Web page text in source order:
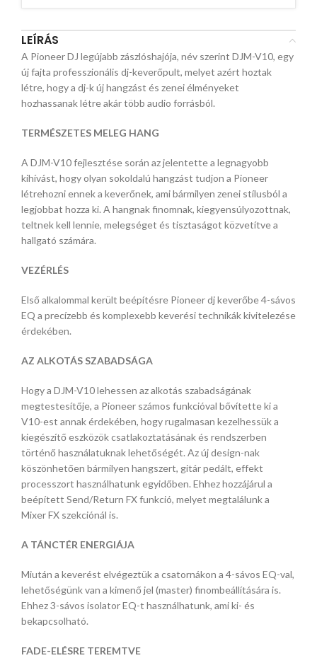
LEÍRÁS
A Pioneer DJ legújabb zászlóshajója, név szerint DJM-V10, egy
új fajta professzionális dj-keverőpult, melyet azért hoztak
létre, hogy a dj-k új hangzást és zenei élményeket
hozhassanak létre akár több audio forrásból.
TERMÉSZETES MELEG HANG
A DJM-V10 fejlesztése során az jelentette a legnagyobb
kihívást, hogy olyan sokoldalú hangzást tudjon a Pioneer
létrehozni ennek a keverőnek, ami bármilyen zenei stílusból a
legjobbat hozza ki. A hangnak finomnak, kiegyensúlyozottnak,
teltnek kell lennie, melegséget és tisztaságot közvetítve a
hallgató számára.
VEZÉRLÉS
Első alkalommal került beépítésre Pioneer dj keverőbe 4-sávos
EQ a precízebb és komplexebb keverési technikák kivitelezése
érdekében.
AZ ALKOTÁS SZABADSÁGA
Hogy a DJM-V10 lehessen az alkotás szabadságának
megtestesítője, a Pioneer számos funkcióval bővítette ki a
V10-est annak érdekében, hogy rugalmasan kezelhessük a
kiegészítő eszközök csatlakoztatásának és rendszerben
történő használatuknak lehetőségét. Az új design-nak
köszönhetően bármilyen hangszert, gitár pedált, effekt
processzort használhatunk egyidőben. Ehhez hozzájárul a
beépített Send/Return FX funkció, melyet megtalálunk a
Mixer FX szekciónál is.
A TÁNCTÉR ENERGIÁJA
Miután a keverést elvégeztük a csatornákon a 4-sávos EQ-val,
lehetőségünk van a kimenő jel (master) finombeállítására is.
Ehhez 3-sávos isolator EQ-t használhatunk, ami ki- és
bekapcsolható.
FADE-ELÉSRE TEREMTVE